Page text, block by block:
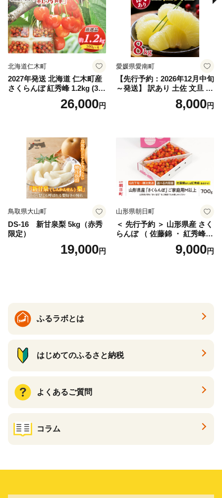
スカット おすすめ シャイン
マスカット 贈答 ギフト 産地
笛吹市 シャインマスカット
笛吹 葡萄 国産 ぶどう 人気
国産 1.2kg 先行｜
北海道仁木町
2027年発送 北海道 仁木町産
さくらんぼ 紅秀峰 1.2kg (300
g×4パック) Lサイズ以上 旬
桜桃 産地直送 サクランボ チ
26,000円
愛媛県愛南町
【先行予約：2026年12月中旬
～発送】 訳あり 土佐 文旦 8k
g (Mサイズ以上サイズミック
ス) 8000円 わけあり ぶんた
産 農家直送 期間限定 特産品
サイズミックス くらもとフ
ァーム 愛南町 愛媛県
8,000円
鳥取県大山町
DS-16 新甘泉梨 5kg（赤秀
限定）
19,000円
山形県朝日町
＜ 先行予約 ＞ 山形県産 さく
らんぼ （ 佐藤錦 ・ 紅秀峰
） ご家庭用 M以上 700g 【20
26年6月下旬から7月上旬発
9,000円
ふるラボとは
はじめてのふるさと納税
よくあるご質問
コラム